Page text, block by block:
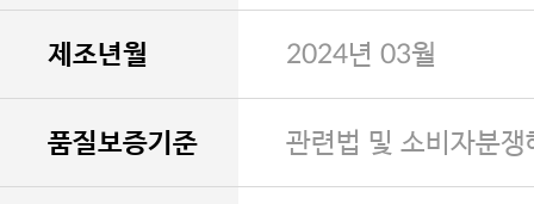
제조년월 2024년 03월
품질보증기준 관련법 및 소비자분